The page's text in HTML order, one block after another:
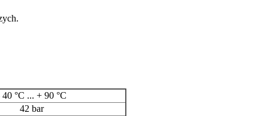
40 °C ... + 90 °C
42 bar